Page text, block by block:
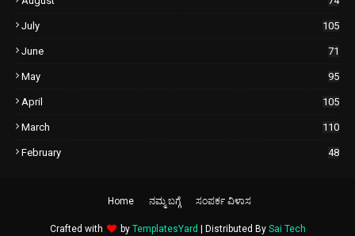
July 105
June 71
May 95
April 105
March 110
February 48
Home ನಮ್ಮ ಬಗ್ಗೆ ಸಂಪರ್ಕ ವಿಳಾಸ
Crafted with by TemplatesYard | Distributed By Sai Tech